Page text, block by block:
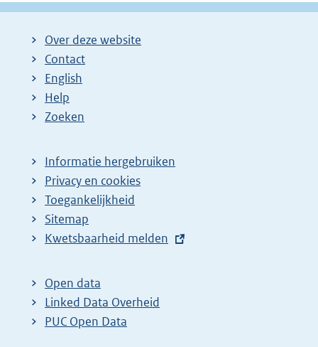
Over deze website
Contact
English
Help
Zoeken
Informatie hergebruiken
Privacy en cookies
Toegankelijkheid
Sitemap
E
t
e
r
Kwetsbaarheid melden
Open data
Linked Data Overheid
PUC Open Data